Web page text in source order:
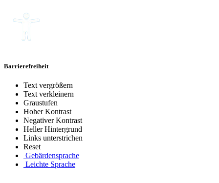
Barrierefreiheit
Text vergrößern
Text verkleinern
Graustufen
Hoher Kontrast
Negativer Kontrast
Heller Hintergrund
Links unterstrichen
Reset
Gebärdensprache
Leichte Sprache